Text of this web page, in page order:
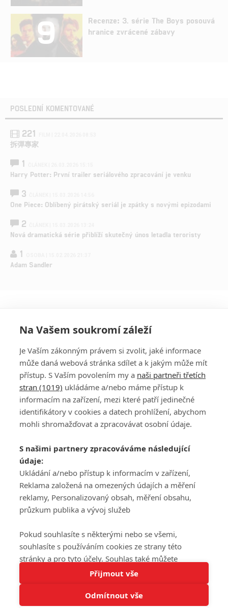
Tato stránka používá soubory cookies.
Rozumím
9
Recenze: 3. série The Boys posouvá
hranice zvrácené zábavy
POSLEDNÍ KOMENTOVANÉ
221
拆彈專家
1
Harry Potter: První trailer seriálového zpracování je venku
3
One Piece: Oblíbený pirátský seriál je zpátky s novými epizodami
2
Nová dramatická série přiblíží skutečný únos letadla teroristy
1
Adam Sandler
PŘIHLÁSIT
REGISTROVAT
DISKUZE
Šéfredaktorkou webu jePetr Slavík, e-mailserialy@fandimefilmu.cz
Máte-li zájem o inzerci na našem webu napište nám na e-mail
studio@koncal.com
Ochrana osobních údajů|Zásady používání cookies |Pravidla webu
Upravit nastavení soukromí
© 2016 – 2026 FandimeSerialum.cz / All rights reserved /
Na Vašem soukromí záleží
Je Vaším zákonným právem si zvolit, jaké informace
může daná webová stránka sdílet a k jakým může mít
přístup. S Vaším povolením my a naši partneři třetích
stran (1019) ukládáme a/nebo máme přístup k
informacím na zařízení, mezi které patří jedinečné
identifikátory v cookies a datech prohlížení, abychom
mohli shromažďovat a zpracovávat osobní údaje.
S našimi partnery zpracováváme následující
údaje:
Ukládání a/nebo přístup k informacím v zařízení,
Reklama založená na omezených údajích a měření
reklamy, Personalizovaný obsah, měření obsahu,
průzkum publika a vývoj služeb
Pokud souhlasíte s některými nebo se všemi,
souhlasíte s používáním cookies ze strany této
stránky a pro tyto účely. Souhlas také můžete
odmítnout, ale v takovém případě vám na stránce
nebudou k dispozici některé personalizované funkce.
Vaše volby souhlasu se budou vztahovat pouze na
Přijmout vše
Odmítnout vše